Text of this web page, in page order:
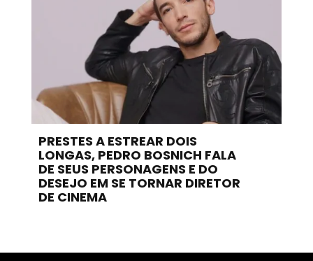
PRESTES A ESTREAR DOIS
LONGAS, PEDRO BOSNICH FALA
DE SEUS PERSONAGENS E DO
DESEJO EM SE TORNAR DIRETOR
DE CINEMA